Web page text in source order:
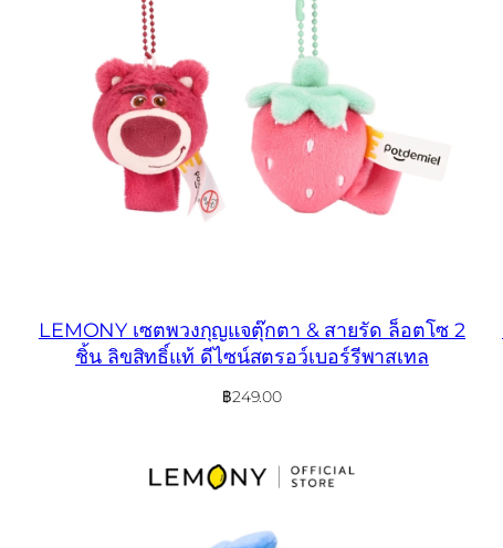
LEMONY เซตพวงกุญแจตุ๊กตา & สายรัด ล็อตโซ 2
ชิ้น ลิขสิทธิ์แท้ ดีไซน์สตรอว์เบอร์รีพาสเทล
฿249.00